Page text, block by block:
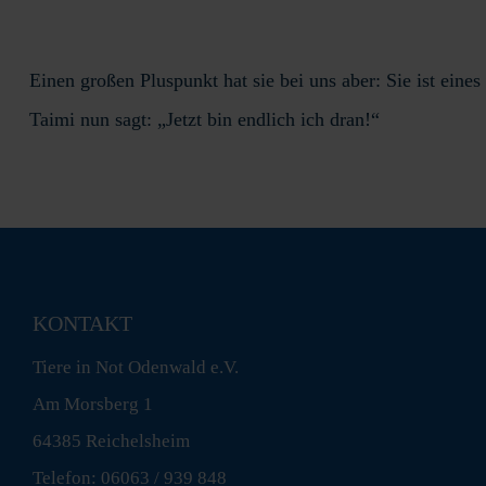
Einen großen Pluspunkt hat sie bei uns aber: Sie ist
Taimi nun sagt: „Jetzt bin endlich ich dran!“
KONTAKT
Tiere in Not Odenwald e.V.
Am Morsberg 1
64385 Reichelsheim
Telefon: 06063 / 939 848